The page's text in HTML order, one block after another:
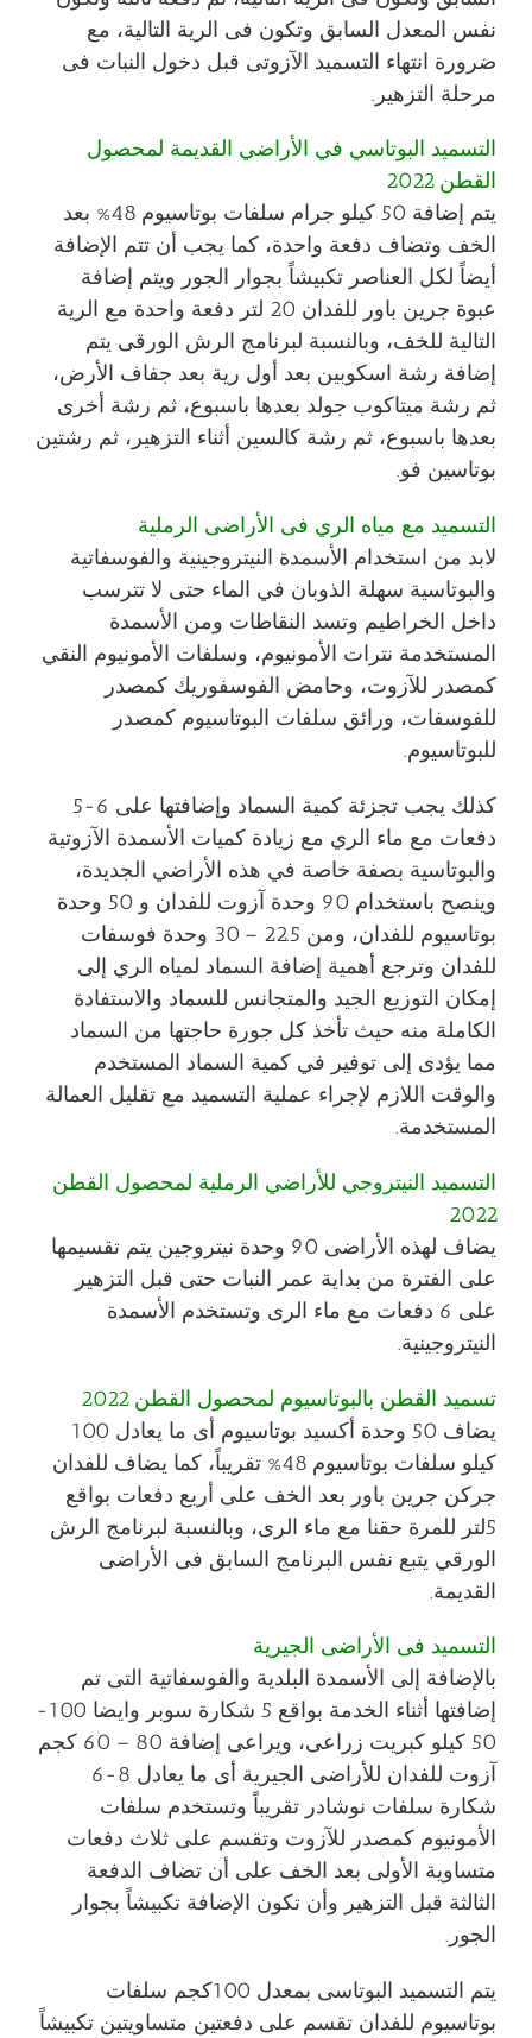
نفس المعدل السابق وتكون فى الرية التالية، مع
ضرورة انتهاء التسميد الآزوتى قبل دخول النبات فى
مرحلة التزهير.
التسميد البوتاسي في الأراضي القديمة لمحصول
القطن 2022
يتم إضافة 50 كيلو جرام سلفات بوتاسيوم 48% بعد
الخف وتضاف دفعة واحدة، كما يجب أن تتم الإضافة
أيضاً لكل العناصر تكبيشاً بجوار الجور ويتم إضافة
عبوة جرين باور للفدان 20 لتر دفعة واحدة مع الرية
التالية للخف، وبالنسبة لبرنامج الرش الورقى يتم
إضافة رشة اسكوبين بعد أول رية بعد جفاف الأرض،
ثم رشة ميتاكوب جولد بعدها باسبوع، ثم رشة أخرى
بعدها باسبوع، ثم رشة كالسين أثناء التزهير، ثم رشتين
بوتاسين فو.
التسميد مع مياه الري فى الأراضى الرملية
لابد من استخدام الأسمدة النيتروجينية والفوسفاتية
والبوتاسية سهلة الذوبان في الماء حتى لا تترسب
داخل الخراطيم وتسد النقاطات ومن الأسمدة
المستخدمة نترات الأمونيوم، وسلفات الأمونيوم النقي
كمصدر للآزوت، وحامض الفوسفوريك كمصدر
للفوسفات، ورائق سلفات البوتاسيوم كمصدر
للبوتاسيوم.
كذلك يجب تجزئة كمية السماد وإضافتها على 6-5
دفعات مع ماء الري مع زيادة كميات الأسمدة الآزوتية
والبوتاسية بصفة خاصة في هذه الأراضي الجديدة،
وينصح باستخدام 90 وحدة آزوت للفدان و 50 وحدة
بوتاسيوم للفدان، ومن 22.5 – 30 وحدة فوسفات
للفدان وترجع أهمية إضافة السماد لمياه الري إلى
إمكان التوزيع الجيد والمتجانس للسماد والاستفادة
الكاملة منه حيث تأخذ كل جورة حاجتها من السماد
مما يؤدى إلى توفير في كمية السماد المستخدم
والوقت اللازم لإجراء عملية التسميد مع تقليل العمالة
المستخدمة.
التسميد النيتروجي للأراضي الرملية لمحصول القطن
2022
يضاف لهذه الأراضى 90 وحدة نيتروجين يتم تقسيمها
على الفترة من بداية عمر النبات حتى قبل التزهير
على 6 دفعات مع ماء الرى وتستخدم الأسمدة
النيتروجينية.
تسميد القطن بالبوتاسيوم لمحصول القطن 2022
يضاف 50 وحدة أكسيد بوتاسيوم أى ما يعادل 100
كيلو سلفات بوتاسيوم 48% تقريباً، كما يضاف للفدان
جركن جرين باور بعد الخف على أربع دفعات بواقع
5لتر للمرة حقنا مع ماء الرى، وبالنسبة لبرنامج الرش
الورقي يتبع نفس البرنامج السابق فى الأراضى
القديمة.
التسميد فى الأراضى الجيرية
بالإضافة إلى الأسمدة البلدية والفوسفاتية التى تم
إضافتها أثناء الخدمة بواقع 5 شكارة سوبر وايضا 100-
50 كيلو كبريت زراعى، ويراعى إضافة 80 – 60 كجم
آزوت للفدان للأراضى الجيرية أى ما يعادل 8-6
شكارة سلفات نوشادر تقريباً وتستخدم سلفات
الأمونيوم كمصدر للآزوت وتقسم على ثلاث دفعات
متساوية الأولى بعد الخف على أن تضاف الدفعة
الثالثة قبل التزهير وأن تكون الإضافة تكبيشاً بجوار
الجور.
يتم التسميد البوتاسى بمعدل 100كجم سلفات
بوتاسيوم للفدان تقسم على دفعتين متساويتين تكبيشاً